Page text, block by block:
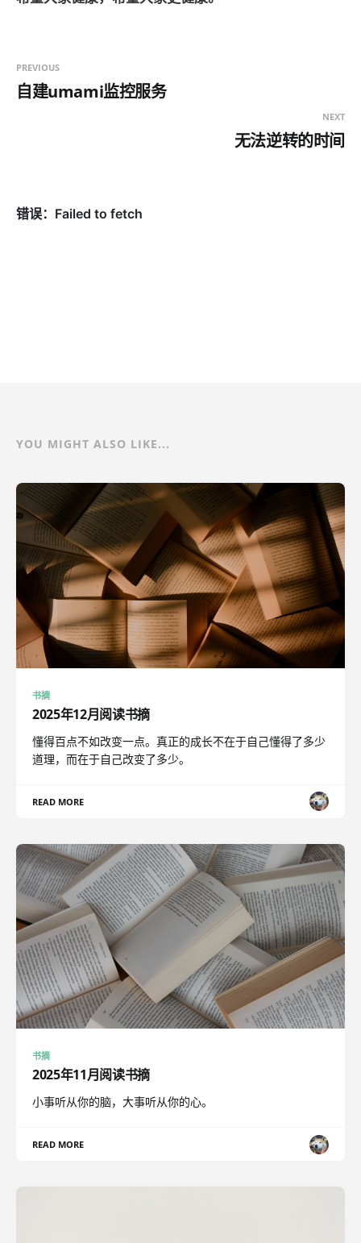
PREVIOUS
自建umami监控服务
NEXT
无法逆转的时间
YOU MIGHT ALSO LIKE...
书摘
2025年12月阅读书摘
懂得百点不如改变一点。真正的成长不在于自己懂得了多少
道理，而在于自己改变了多少。
READ MORE
书摘
2025年11月阅读书摘
小事听从你的脑，大事听从你的心。
READ MORE